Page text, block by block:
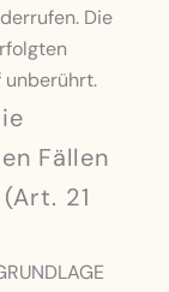
Die
Fällen
21